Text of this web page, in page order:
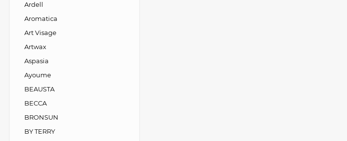
Ardell
Aromatica
Art Visage
Artwax
Aspasia
Ayoume
BEAUSTA
BECCA
BRONSUN
BY TERRY